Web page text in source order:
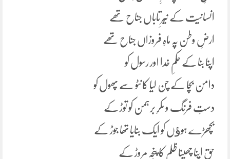
انسانیت کے نیّرِ تاباں جناح تھے
ارضِ وطن پہ ماہِ فروزاں جناح تھے
اپنا بنا کے حکمِ خدا اور رسول کو
دامن بچا کے چن لیا کانٹو سے پھول کو
دستِ فرنگ و مکرِ برہمن کو توڑ کے
بچھڑے ہوﺅں کو ایک بنایا تھا جوڑ کے
حق اپنا چھینا ظلم کا پنجہ مروڑ کے